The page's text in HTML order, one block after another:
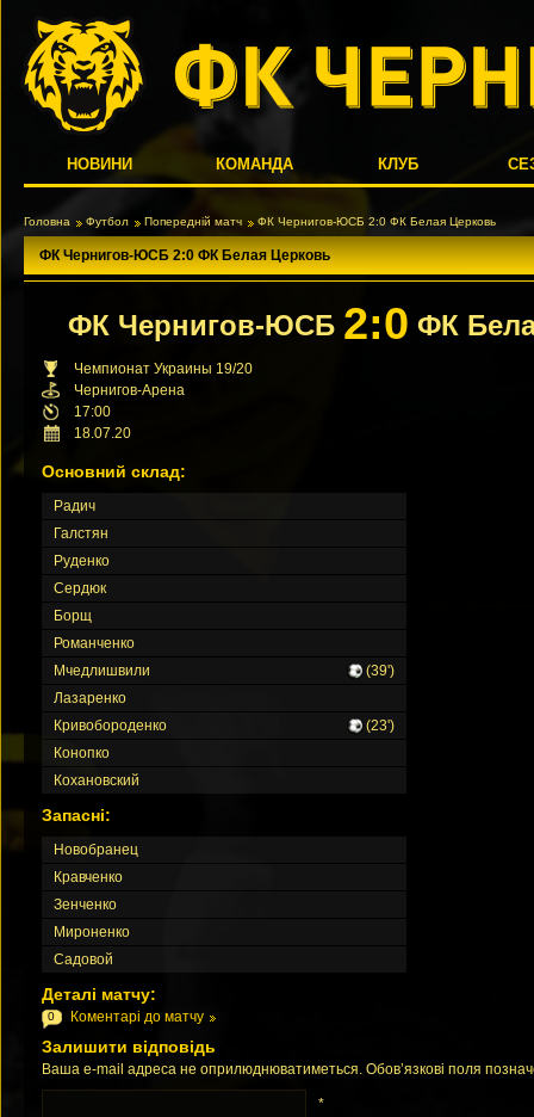
НОВИНИ КОМАНДА КЛУБ
Головна Футбол Попередній матч ФК Чернигов-ЮСБ 2:0 ФК Белая Церковь
ФК Чернигов-ЮСБ 2:0 ФК Белая Церковь
ФК Чернигов-ЮСБ 2:0 ФК
Чемпионат Украины 19/20
Чернигов-Арена
17:00
18.07.20
Основний склад:
Радич
Галстян
Руденко
Сердюк
Борщ
Романченко
Мчедлишвили
(39')
Лазаренко
Кривобороденко
(23')
Конопко
Кохановский
Запасні:
Новобранец
Кравченко
Зенченко
Мироненко
Садовой
Деталі матчу:
0 Коментарі до матчу
Залишити відповідь
Ваша e-mail адреса не оприлюднюватиметься. Обов’язкові поля
*